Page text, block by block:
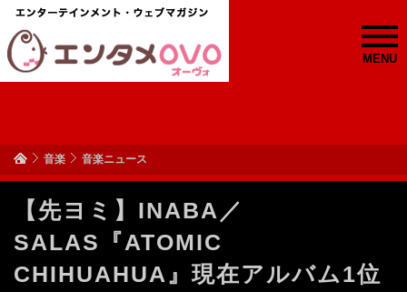
MENU
音楽 音楽ニュース
【先ヨミ】INABA／
SALAS『ATOMIC
CHIHUAHUA』現在アルバム1位